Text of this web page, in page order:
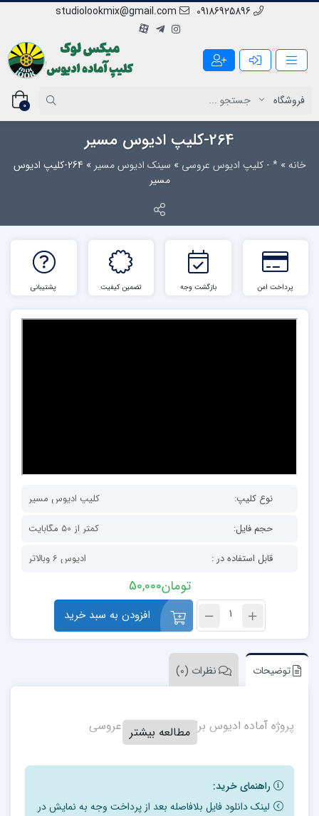
09186925896
studiolookmix@gmail.com
0
264-کلیپ ادیوس مسیر
خانه»* - کلیپ ادیوس عروسی » سینک ادیوس مسیر »
264-کلیپ ادیوس
مسیر
پرداخت امن بازگشت وجه تضمین کیفیت پشتیبانی
نوع کلیپ:
کلیپ ادیوس مسیر
حجم فایل:
کمتر از 50 مگابایت
قابل استفاده در :
ادیوس 6 وبالاتر
تومان50,000
افزودن به سبد خرید
توضیحات نظرات (0)
پروژه آماده ادیوس برای میکس مسیر عروسی
مطالعه بیشتر
راهنمای خرید:
لینک دانلود فایل بلافاصله بعد از پرداخت وجه به نمایش در